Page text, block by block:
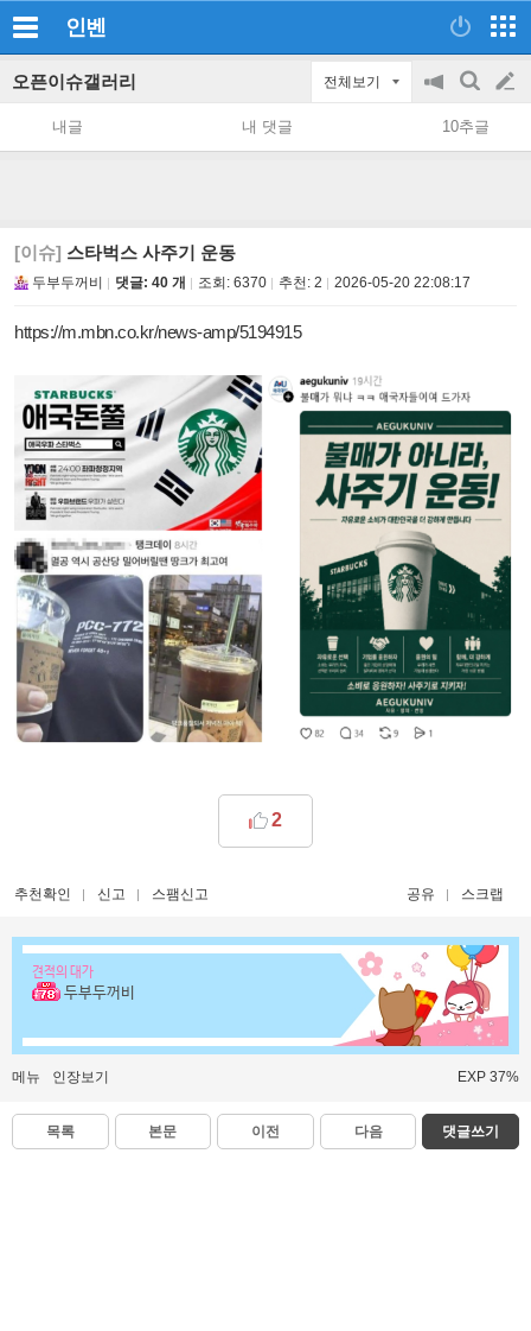
인벤
오픈이슈갤러리 전체보기
공
지
on/off
검
색
글
쓰
내글 내 댓글 10추글
[이슈] 스타벅스 사주기 운동
두부두꺼비 댓글: 40 개 조회: 6370 추천: 2 2026-05-20 22:08:17
https://m.mbn.co.kr/news-amp/5194915
2
추천확인 신고 스팸신고 공유 스크랩
견적의 대가
두부두꺼비
메뉴 인장보기 EXP 37%
목록 본문 이전 다음 댓글쓰기